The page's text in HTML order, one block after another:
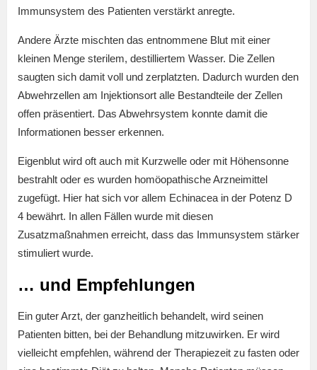
Immunsystem des Patienten verstärkt anregte.
Andere Ärzte mischten das entnommene Blut mit einer
kleinen Menge sterilem, destilliertem Wasser. Die Zellen
saugten sich damit voll und zerplatzten. Dadurch wurden den
Abwehrzellen am Injektionsort alle Bestandteile der Zellen
offen präsentiert. Das Abwehrsystem konnte damit die
Informationen besser erkennen.
Eigenblut wird oft auch mit Kurzwelle oder mit Höhensonne
bestrahlt oder es wurden homöopathische Arzneimittel
zugefügt. Hier hat sich vor allem Echinacea in der Potenz D
4 bewährt. In allen Fällen wurde mit diesen
Zusatzmaßnahmen erreicht, dass das Immunsystem stärker
stimuliert wurde.
… und Empfehlungen
Ein guter Arzt, der ganzheitlich behandelt, wird seinen
Patienten bitten, bei der Behandlung mitzuwirken. Er wird
vielleicht empfehlen, während der Therapiezeit zu fasten oder